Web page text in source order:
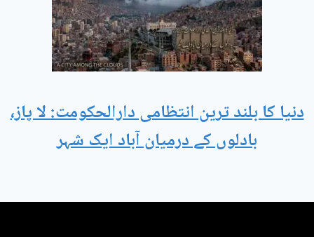
دنیا کا بلند ترین انتظامی دارالحکومت: لا پاز،
بادلوں کے درمیان آباد ایک شہر